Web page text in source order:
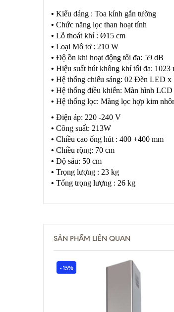
• Kiểu dáng : Toa kính gắn tường
• Chức năng lọc than hoạt tính
• Lỗ thoát khí : Ø15 cm
• Loại Mô tơ : 210 W
• Độ ồn khi hoạt động tối đa: 59 dB
• Hiệu suất hút không khí tối đa: 1023
• Hệ thống chiếu sáng: 02 Đèn LED x
• Hệ thống điều khiển: Màn hình LCD
• Hệ thống lọc: Màng lọc hợp kim
• Điện áp: 220 -240 V
• Công suất: 213W
• Chiều cao ống hút : 400 +400 mm
• Chiều rộng: 70 cm
• Độ sâu: 50 cm
• Trọng lượng : 23 kg
• Tổng trọng lượng : 26 kg
SẢN PHẨM LIÊN QUAN
- 15%